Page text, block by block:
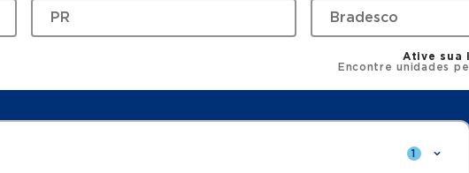
Ative sua
Encontre unidades
1